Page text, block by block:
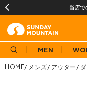
当店で
MEN
HOME メンズ アウター